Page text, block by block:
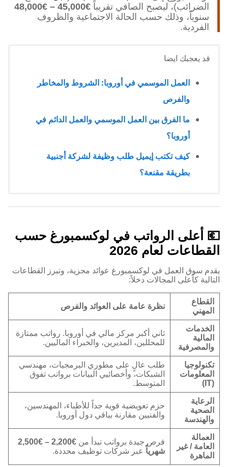
الضرائب)، ليصبح الصافي تقريباً €45,000 – €48,000
سنوياً، وذلك حسب الحالة الاجتماعية والظروف
الفردية.
قد يعجبك ايضا
العمل الموسمي في أوروبا: الشروط والمخاطر
والفرص
ما الفرق بين العمل الموسمي والعمل الدائم في
أوروبا؟
كيف تكتب إيميل طلب وظيفة لشركة أجنبية
بطريقة مقنعة؟
💶 أعلى الرواتب في لوكسمبورغ حسب
القطاعات لعام 2026
يقدم سوق العمل في لوكسمبورغ عوائد مجزية، وتبرز القطاعات
التالية كأعلى المجالات دخلاً:
القطاع
المهني
نظرة عامة على العوائد والفرص
الخدمات
المالية
والمصرفية
ثاني أكبر مركز مالي في أوروبا. رواتب ممتازة
للمحللين، المديرين، والخبراء الماليين.
تكنولوجيا
المعلومات
(IT)
طلب عالٍ على مطوري البرمجيات، مهندسي
الشبكات، وأخصائيي البيانات برواتب تفوق
المتوسط.
الرعاية
الصحية
والهندسة
حزم تعويضية قوية جداً للأطباء، المهندسين،
والفنيين مقارنة بباقي دول أوروبا.
العمالة
العامة / غير
الماهرة
فرص جيدة برواتب تبدأ من
€2,200 – €2,500
شهرياً عبر شركات توظيف محددة.